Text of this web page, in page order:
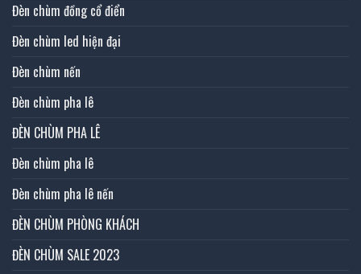
Đèn chùm đồng cổ điển
Đèn chùm led hiện đại
Đèn chùm nến
Đèn chùm pha lê
ĐÈN CHÙM PHA LÊ
Đèn chùm pha lê
Đèn chùm pha lê nến
ĐÈN CHÙM PHÒNG KHÁCH
ĐÈN CHÙM SALE 2023